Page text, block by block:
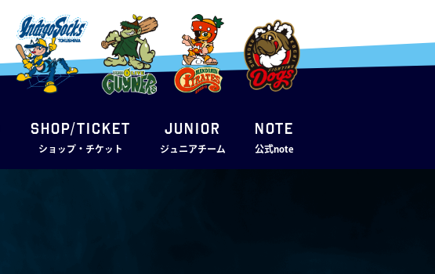
SHOP/TICKET
ショップ・チケット
JUNIOR
ジュニアチーム
note
公式note